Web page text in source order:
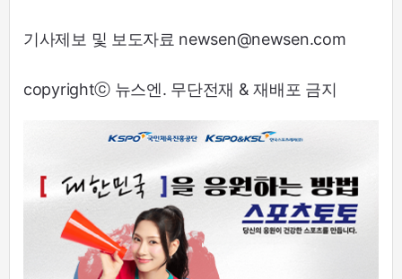
기사제보 및 보도자료 newsen@newsen.com
copyrightⓒ 뉴스엔. 무단전재 & 재배포 금지